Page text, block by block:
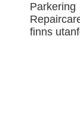
Parkering
finns